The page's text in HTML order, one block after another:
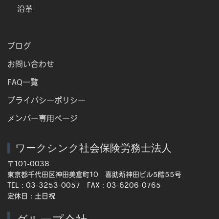
沿革
ブログ
お問い合わせ
FAQ一覧
プライバシーポリシー
メンバー専用ページ
ワークシンク社会保険労務士法人
〒101-0038
東京都千代田区神田美倉町10 喜助新神田ビル5階55号
TEL：03-3253-0057 FAX：03-6206-0765
定休日：土日祝